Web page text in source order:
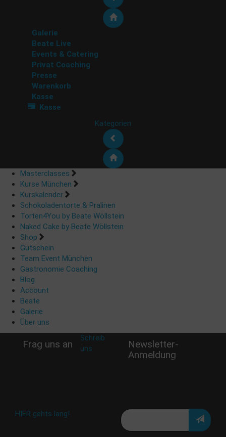
Galerie
Beate Live
Events & Catering
Privat Coaching
Presse
Warenkorb
Kasse
Kasse
Kategorien
Masterclasses
Kurse München
Kurskalender
Schokoladentorte & Pralinen
Torten4You by Beate Wöllstein
Naked Cake by Beate Wöllstein
Shop
Gutschein
Team Event München
Gastronomie Coaching
Blog
Account
Beate
Galerie
Über uns
Frag uns an
Schreib
uns
HIER gehts lang!
Newsletter-
Anmeldung
Verpasse keine Rabatt-